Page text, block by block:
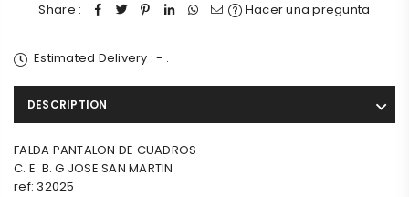
Share : Hacer una pregunta
Estimated Delivery :- .
DESCRIPTION
FALDA PANTALON DE CUADROS
C. E. B. G JOSE SAN MARTIN
ref: 32025